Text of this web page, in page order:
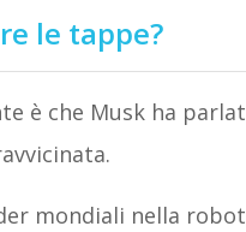
le tappe?
è che Musk ha
mondiali nella